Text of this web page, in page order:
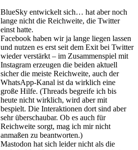
BlueSky entwickelt sich… hat aber noch
lange nicht die Reichweite, die Twitter
einst hatte.
Facebook haben wir ja lange liegen lassen
und nutzen es erst seit dem Exit bei Twitter
wieder verstärkt – im Zusammenspiel mit
Instagram erzeugen die beiden aktuell
sicher die meiste Reichweite, auch der
WhatsApp-Kanal ist da wirklich eine
große Hilfe. (Threads begreife ich bis
heute nicht wirklich, wird aber mit
bespielt. Die Interaktionen dort sind aber
sehr überschaubar. Ob es auch für
Reichweite sorgt, mag ich mir nicht
anmaßen zu beantworten.)
Mastodon hat sich leider nicht als die